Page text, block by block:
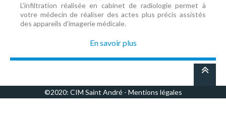
L’infiltration réalisée en cabinet de radiologie permet à
votre médecin de réaliser des actes plus précis assistés
des appareils d’imagerie médicale.
En savoir plus
©2020: CIM Saint André - Mentions légales